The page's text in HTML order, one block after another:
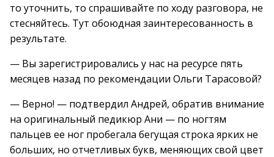
то уточнить, то спрашивайте по ходу разговора, не
стесняйтесь. Тут обоюдная заинтересованность в
результате.
— Вы зарегистрировались у нас на ресурсе пять
месяцев назад по рекомендации Ольги Тарасовой?
— Верно! — подтвердил Андрей, обратив внимание
на оригинальный педикюр Ани — по ногтям
пальцев ее ног пробегала бегущая строка ярких не
больших, но отчетливых букв, меняющих свой цвет